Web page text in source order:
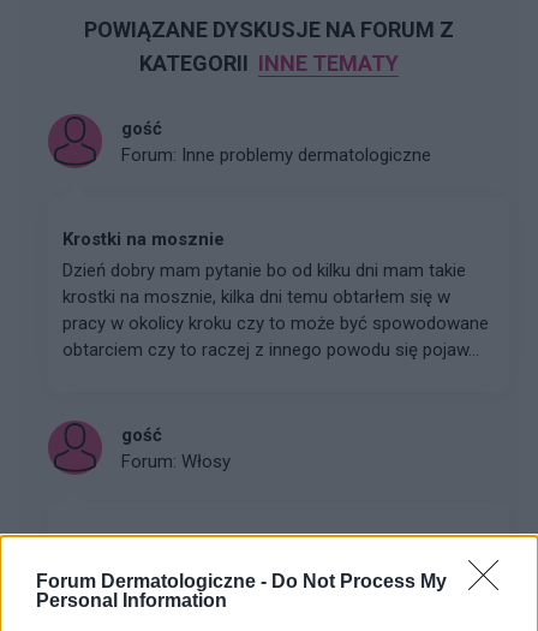
Forum Dermatologiczne - Do Not Process My
Personal Information
POWIĄZANE DYSKUSJE NA FORUM Z
KATEGORII INNE TEMATY
gość
Forum: Inne problemy dermatologiczne
Krostki na mosznie
Dzień dobry mam pytanie bo od kilku dni mam takie
krostki na mosznie, kilka dni temu obtarłem się w
pracy w okolicy kroku czy to może być spowodowane
obtarciem czy to raczej z innego powodu się pojaw...
gość
Forum: Włosy
Co to jest? Świąd głowy nie do opanowania, mam
ochotę się obedrzeć ze skóry bo na chwilę przynosi